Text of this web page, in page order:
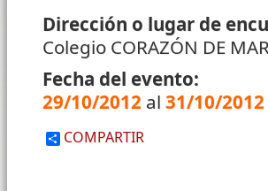
Dirección o lugar de
Colegio CORAZÓN DE
Fecha del evento:
29/10/2012 al 31/10/2012
COMPARTIR